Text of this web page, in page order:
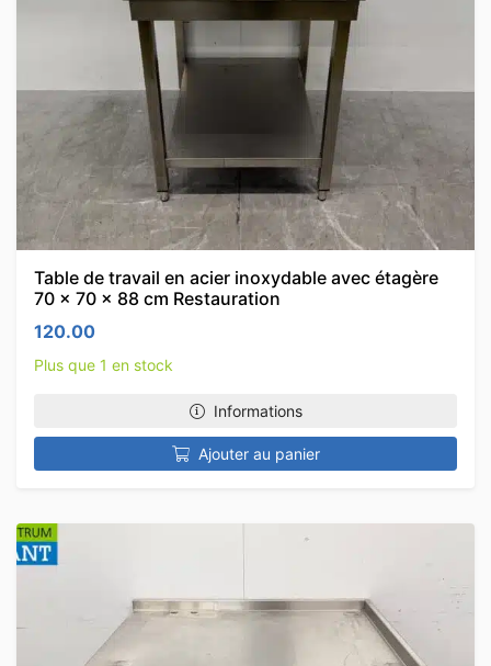
Table de travail en acier inoxydable avec étagère
70 x 70 x 88 cm Restauration
120.00
Plus que 1 en stock
Informations
Ajouter au panier